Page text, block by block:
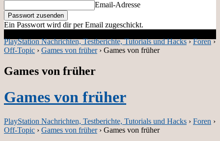
Email-Adresse
Ein Passwort wird dir per Email zugeschickt.
PlayStation Nachrichten, Testberichte, Tutorials und Hacks › Foren ›
Off-Topic › Games von früher › Games von früher
Games von früher
Games von früher
PlayStation Nachrichten, Testberichte, Tutorials und Hacks › Foren ›
Off-Topic › Games von früher › Games von früher